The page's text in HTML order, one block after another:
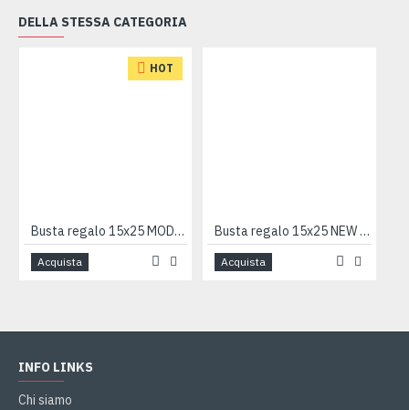
DELLA STESSA CATEGORIA
HOT
Busta regalo 15x25 MODELLISMO 50pz
Acquista
Busta regalo 15x25 NEW PERLA 100pz
Acquista
INFO LINKS
Chi siamo